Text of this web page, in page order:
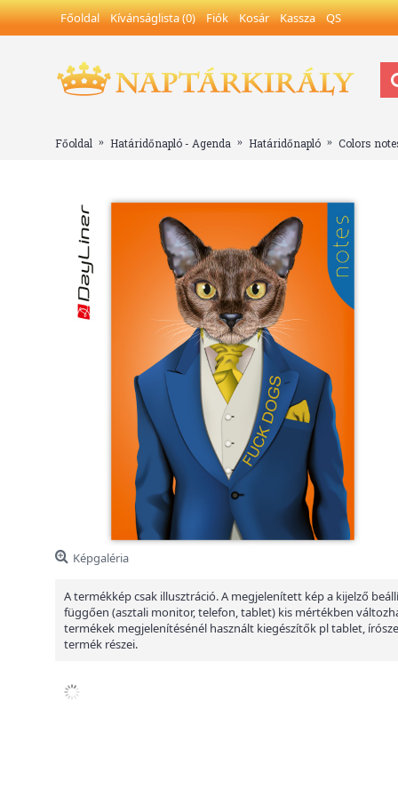
Főoldal Kívánságlista (0) Fiók Kosár Kassza QS
Főoldal Határidőnapló - Agenda Határidőnapló Colors
Képgaléria
A termékkép csak illusztráció. A megjelenített kép a kijelző
függően (asztali monitor, telefon, tablet) kis mértékben
termékek megjelenítésénél használt kiegészítők pl tablet,
termék részei.